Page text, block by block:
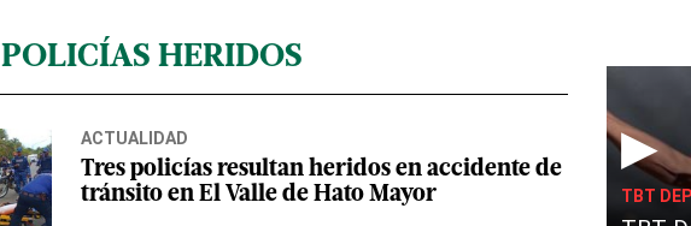
POLICÍAS HERIDOS
ACTUALIDAD
Tres policías resultan heridos en accidente de
tránsito en El Valle de Hato Mayor
▶
TBT